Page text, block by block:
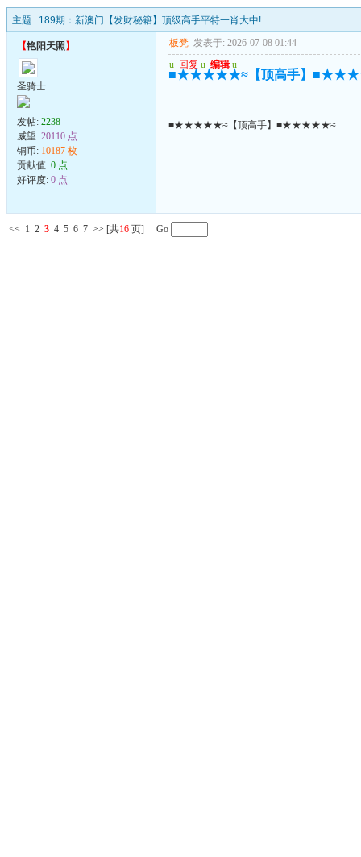
主题 : 189期：新澳门【发财秘籍】顶级高手平特一肖大中!
【艳阳天照 】
圣骑士
发帖: 2238
威望: 20110 点
铜币: 10187 枚
贡献值: 0 点
好评度: 0 点
板凳 发表于: 2026-07-08 01:44
u 回复 u 编辑 u
■★★★★★≈【顶高手】
■★★★★★≈【顶高手】■★★★★★≈
<< 1 2 3 4 5 6 7 >> [共16 页] Go